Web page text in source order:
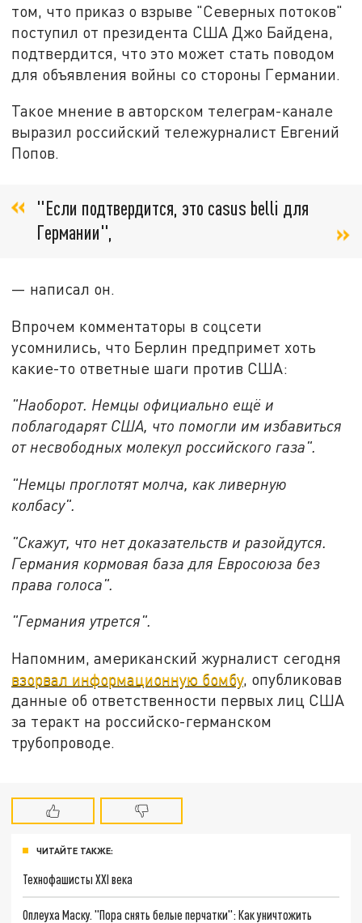
том, что приказ о взрыве "Северных потоков"
поступил от президента США Джо Байдена,
подтвердится, что это может стать поводом
для объявления войны со стороны Германии.
Такое мнение в авторском телеграм-канале
выразил российский тележурналист Евгений
Попов.
"Если подтвердится, это casus belli для
Германии",
— написал он.
Впрочем комментаторы в соцсети
усомнились, что Берлин предпримет хоть
какие-то ответные шаги против США:
"Наоборот. Немцы официально ещё и
поблагодарят США, что помогли им избавиться
от несвободных молекул российского газа".
"Немцы проглотят молча, как ливерную
колбасу".
"Скажут, что нет доказательств и разойдутся.
Германия кормовая база для Евросоюза без
права голоса".
"Германия утрется".
Напомним, американский журналист сегодня
взорвал информационную бомбу, опубликовав
данные об ответственности первых лиц США
за теракт на российско-германском
трубопроводе.
ЧИТАЙТЕ ТАКЖЕ:
Технофашисты XXI века
Оплеуха Маску. "Пора снять белые перчатки": Как уничтожить